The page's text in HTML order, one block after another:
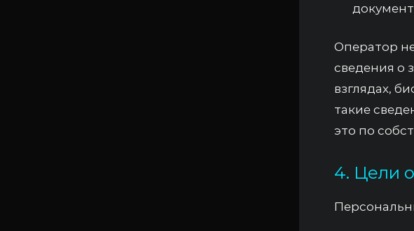
Оператор
сведения о
взглядах,
такие
это по
4. Цели